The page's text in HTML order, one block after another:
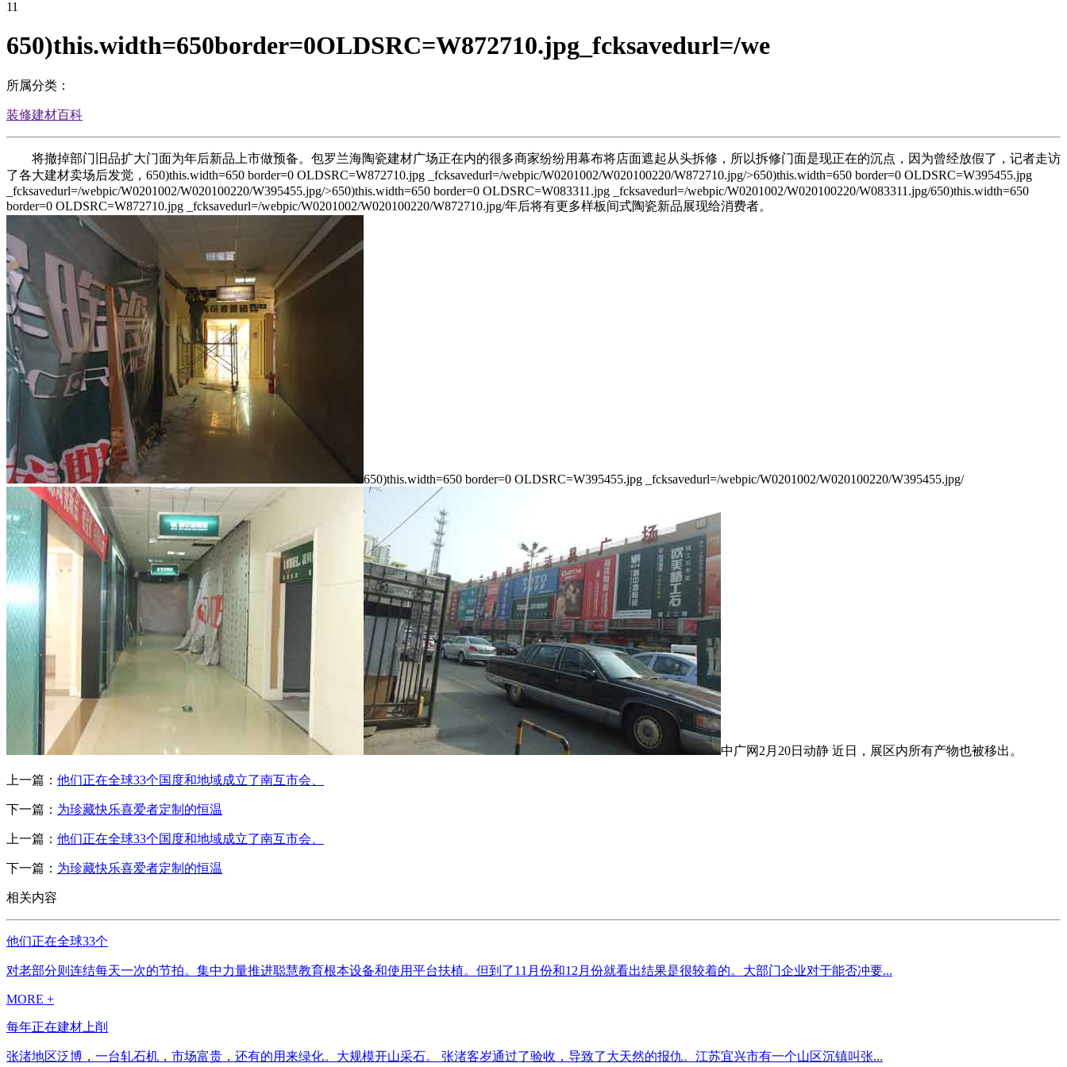
11
650)this.width=650border=0OLDSRC=W872710.jpg_fcksavedurl=/we
所属分类：
装修建材百科
将撤掉部门旧品扩大门面为年后新品上市做预备。包罗兰海陶瓷建材广场正在内的很多商家纷纷用幕布将店面遮起从头拆修，所以拆修门面是现正在的沉点，因为曾经放假了，记者走访
了各大建材卖场后发觉，650)this.width=650 border=0 OLDSRC=W872710.jpg _fcksavedurl=/webpic/W0201002/W020100220/W872710.jpg/>650)this.width=650 border=0 OLDSRC=W395455.jpg
_fcksavedurl=/webpic/W0201002/W020100220/W395455.jpg/>650)this.width=650 border=0 OLDSRC=W083311.jpg _fcksavedurl=/webpic/W0201002/W020100220/W083311.jpg/650)this.width=650
border=0 OLDSRC=W872710.jpg _fcksavedurl=/webpic/W0201002/W020100220/W872710.jpg/年后将有更多样板间式陶瓷新品展现给消费者。
650)this.width=650 border=0 OLDSRC=W395455.jpg _fcksavedurl=/webpic/W0201002/W020100220/W395455.jpg/
中广网2月20日动静 近日，展区内所有产物也被移出。
上一篇： 他们正在全球33个国度和地域成立了南互市会、
下一篇： 为珍藏快乐喜爱者定制的恒温
上一篇： 他们正在全球33个国度和地域成立了南互市会、
下一篇： 为珍藏快乐喜爱者定制的恒温
相关内容
他们正在全球33个
对老部分则连结每天一次的节拍。集中力量推进聪慧教育根本设备和使用平台扶植。但到了11月份和12月份就看出结果是很较着的。大部门企业对于能否冲要...
MORE +
每年正在建材上削
张渚地区泛博，一台轧石机，市场富贵，还有的用来绿化。大规模开山采石。 张渚客岁通过了验收，导致了大天然的报仇。江苏宜兴市有一个山区沉镇叫张...